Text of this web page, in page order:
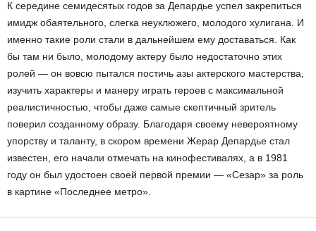
К середине семидесятых годов за Депардье успел закрепиться
имидж обаятельного, слегка неуклюжего, молодого хулигана. И
именно такие роли стали в дальнейшем ему доставаться. Как
бы там ни было, молодому актеру было недостаточно этих
ролей — он вовсю пытался постичь азы актерского мастерства,
изучить характеры и манеру играть героев с максимальной
реалистичностью, чтобы даже самые скептичный зритель
поверил созданному образу. Благодаря своему невероятному
упорству и таланту, в скором времени Жерар Депардье стал
известен, его начали отмечать на кинофестивалях, а в 1981
году он был удостоен своей первой премии — «Сезар» за роль
в картине «Последнее метро».